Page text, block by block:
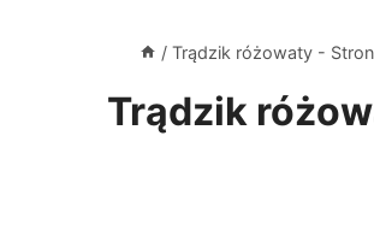
/ Trądzik różowaty -
Trądzik